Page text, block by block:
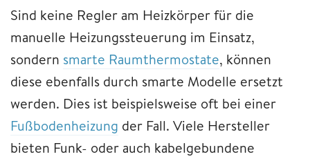
Sind keine Regler am Heizkörper für die
manuelle Heizungssteuerung im Einsatz,
sondern smarte Raumthermostate, können
diese ebenfalls durch smarte Modelle ersetzt
werden. Dies ist beispielsweise oft bei einer
Fußbodenheizung der Fall. Viele Hersteller
bieten Funk- oder auch kabelgebundene